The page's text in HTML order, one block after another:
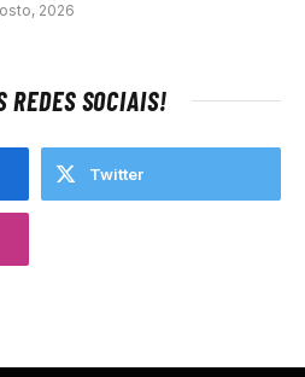
2026
REDES SOCIAIS!
Twitter